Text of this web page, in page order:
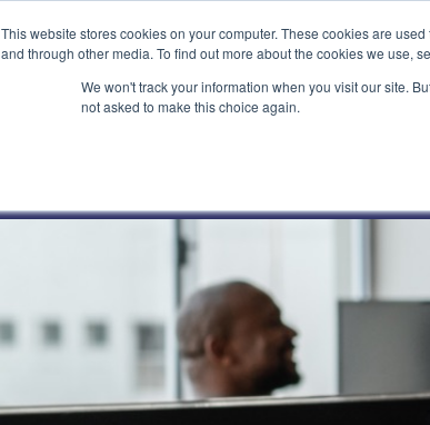
This website stores cookies on your computer. These cookies are
and through other media. To find out more about the cookies we use,
We won't track your information when you visit our site.
not asked to make this choice again.